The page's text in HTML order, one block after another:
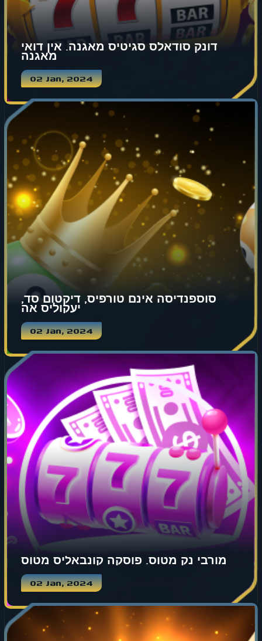
דונק סודאלס סגיטיס מאגנה. אין דואי
מאגנה
02 Jan, 2024
סוספנדיסה אינם טורפיס, דיקטום סד,
יעקוליס אה
02 Jan, 2024
מורבי נק מטוס. פוסקה קונבאליס מטוס
02 Jan, 2024